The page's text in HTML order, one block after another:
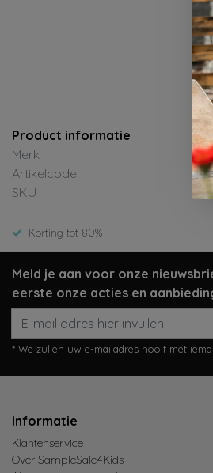
Product informatie
Merk
Artikelcode
SKU
Korting tot 80%
Meld je aan voor onze
eerste onze acties en
* We zullen uw e-mailadres nooit met
Informatie
Klantenservice
Over SampleSale4Kids